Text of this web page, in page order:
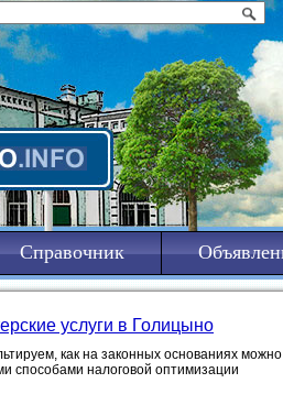
Справочник
услуги в Голицыно
как на законных основаниях
способами налоговой оптимизации